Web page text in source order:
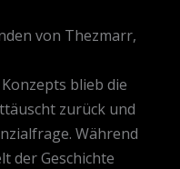
von Thezmarr,
blieb die
zurück und
Während
der Geschichte